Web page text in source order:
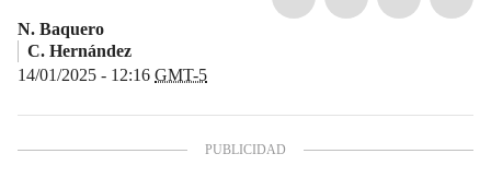
N. Baquero
C. Hernández
14/01/2025 - 12:16 GMT-5